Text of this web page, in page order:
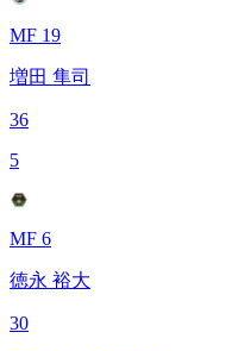
MF 19
増田 隼司
36
5
MF 6
徳永 裕大
30